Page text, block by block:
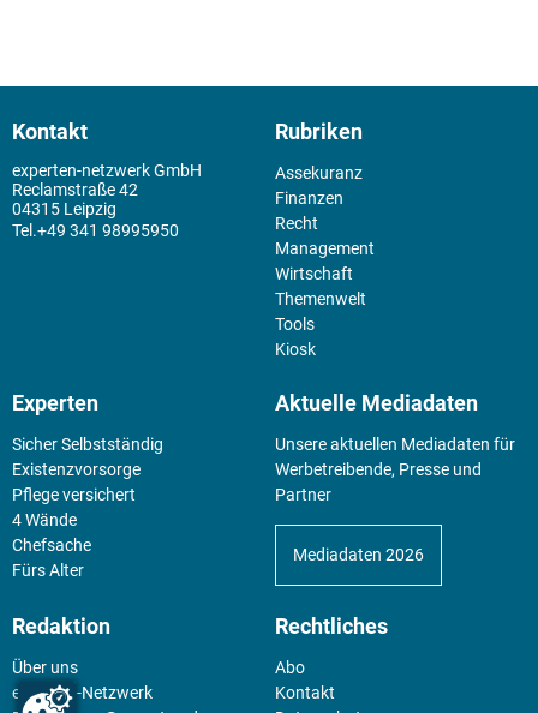
Kontakt
experten-netzwerk GmbH
Reclamstraße 42
04315 Leipzig
+49 341 98995950
Rubriken
Assekuranz
Finanzen
Recht
Management
Wirtschaft
Themenwelt
Tools
Kiosk
Experten
Sicher Selbstständig
Existenz­vorsorge
Pflege versichert
4 Wände
Chefsache
Fürs Alter
Aktuelle Mediadaten
Unsere aktuellen Mediadaten für
Werbetreibende, Presse und
Partner
Mediadaten 2026
Redaktion
Über uns
experten-Netzwerk
Rechtliches
Abo
Kontakt